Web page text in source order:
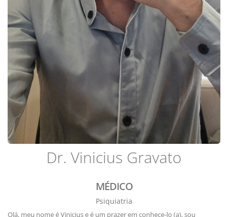
Dr. Vinicius Gravato
MÉDICO
Psiquiatria
Olá, meu nome é Vinicius e é um prazer em conhece-lo (a), sou